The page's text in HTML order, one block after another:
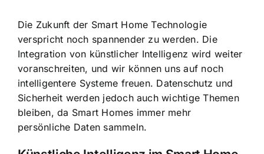
Die Zukunft der Smart Home Technologie
verspricht noch spannender zu werden. Die
Integration von künstlicher Intelligenz wird weiter
voranschreiten, und wir können uns auf noch
intelligentere Systeme freuen. Datenschutz und
Sicherheit werden jedoch auch wichtige Themen
bleiben, da Smart Homes immer mehr
persönliche Daten sammeln.